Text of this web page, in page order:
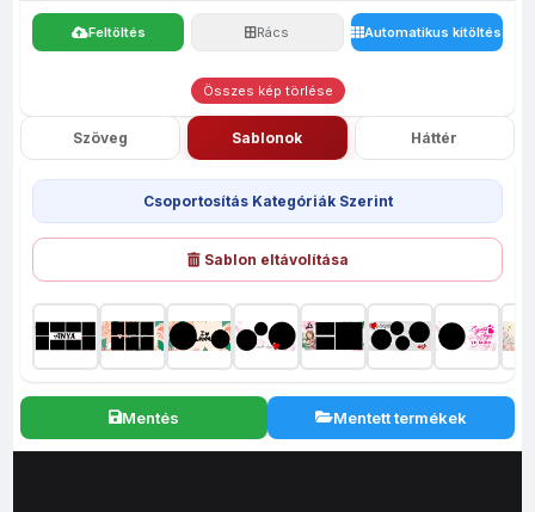
Feltöltés Rács Automatikus kitöltés
Összes kép törlése
Szöveg Sablonok Háttér
Csoportosítás Kategóriák Szerint
Sablon eltávolítása
Mentés Mentett termékek